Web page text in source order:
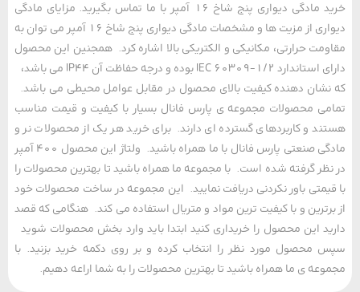
خرید مادگی دیواری پنج شاخ 16 آمپر با ما تماس بگیرید. مزایای مادگی
دیواری از مزیت ها و مشخصات مادگی دیواری پنج شاخ 16 آمپر می توان به
حرارتی، مکانیکی و الکتریکی بالا اشاره کرد. همجنین این محصول
دارای استاندارد IEC 60309-1/2 بوده و درجه حفاظت آن IP44 می باشد،
دهنده کیفیت بالای محصول در مقابل عوامل محیطی می باشد.
محصولات مجموعه ی پارس فانال بسیار با کیفیت و قیمت مناسب
و کاربردهای گسترده ای دارند. برای خرید هر یک از محصولات نر و
مادگی صنعتی پارس فانال با ما همراه باشید. ولتاژ این محصول 400 آمپر
گرفته شده است. با مجموعه ما همراه باشید تا بهترین محصولات را
باور نکردنی دریافت نمایید. این مجموعه در ساخت محصولات خود
و با کیفیت ترین مواد و متریال استفاده می کند. هنگامی که قصد
این محصول را خریداری کنید ابتدا باید وارد بخش محصولات شوید
محصول مورد نظر را انتخاب کرده و بر روی دکمه خرید بزنید. با
ی ما همراه باشید تا بهترین محصولات را به شما اراعه دهیم.